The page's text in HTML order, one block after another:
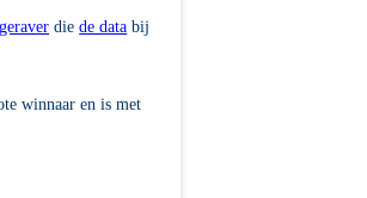
diede data bij
winnaar en is met